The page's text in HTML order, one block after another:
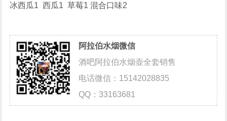
冰西瓜1 西瓜1 草莓1 混合口味2
阿拉伯水烟微信
酒吧阿拉伯水烟壶全套销售
电话微信：15142028835
QQ：33163681